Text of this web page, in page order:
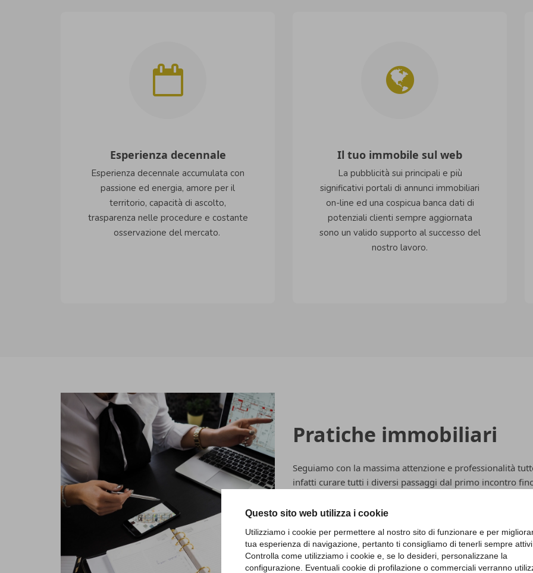
Questo sito web utilizza i cookie
Utilizziamo i cookie per permettere al nostro sito di funzionare e per
tua esperienza di navigazione, pertanto ti consigliamo di tenerli sempre
Controlla come utilizziamo i cookie e, se lo desideri, personalizzane la
configurazione. Eventuali cookie di profilazione o commerciali verranno
Esperienza decennale
Esperienza decennale accumulata con
passione ed energia, amore per il
territorio, capacità di ascolto,
trasparenza nelle procedure e costante
osservazione del mercato.
Il tuo immobile sul web
La pubblicità sui principali e più
significativi portali di annunci immobiliari
on-line ed una cospicua banca dati di
potenziali clienti sempre aggiornata
sono un valido supporto al successo del
nostro lavoro.
Pratiche immobiliari
Seguiamo con la massima attenzione e professionalità
infatti curare tutti i diversi passaggi dal primo incontro
grado di gestire tutte le eventuali problematiche legate
Scopri di più